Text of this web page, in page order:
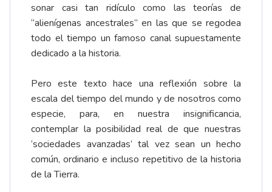
sonar casi tan ridículo como las teorías de
“alienígenas ancestrales” en las que se regodea
todo el tiempo un famoso canal supuestamente
dedicado a la historia.
Pero este texto hace una reflexión sobre la
escala del tiempo del mundo y de nosotros como
especie, para, en nuestra insignificancia,
contemplar la posibilidad real de que nuestras
‘sociedades avanzadas’ tal vez sean un hecho
común, ordinario e incluso repetitivo de la historia
de la Tierra.